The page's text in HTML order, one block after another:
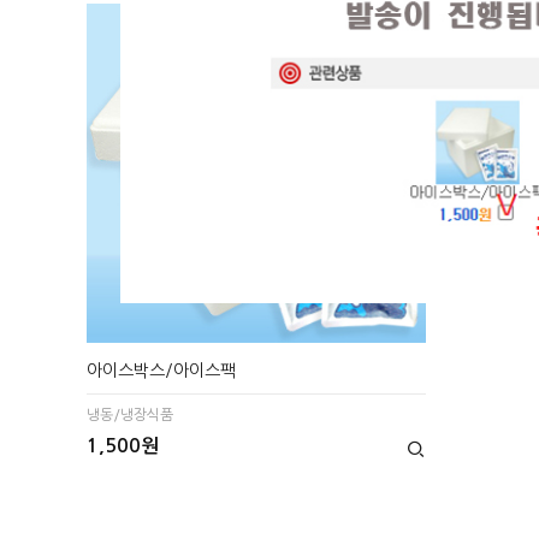
아이스박스/아이스팩
냉동/냉장식품
1,500원
현재의 메세지창을 다시 표시하지 않음
현재의 메세지창을 다시 표시하지 않음